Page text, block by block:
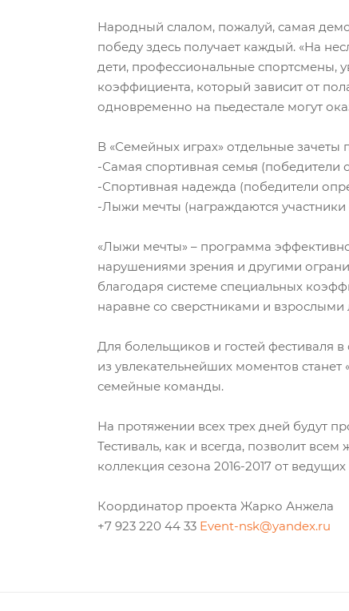
Народный слалом, пожалуй, самая
победу здесь получает каждый. «На
дети, профессиональные спортсмены,
коэффициента, который зависит от
одновременно на пьедестале могут
В «Семейных играх» отдельные зачеты
-Самая спортивная семья (победители
-Спортивная надежда (победители
-Лыжи мечты (награждаются
«Лыжи мечты» – программа
нарушениями зрения и другими
благодаря системе специальных
наравне со сверстниками и
Для болельщиков и гостей фестиваля
из увлекательнейших моментов
семейные команды.
На протяжении всех трех дней будут
Тестиваль, как и всегда, позволит
коллекция сезона 2016-2017 от
Координатор проекта Жарко Анжела
+7 923 220 44 33 Event-nsk@yandex.ru